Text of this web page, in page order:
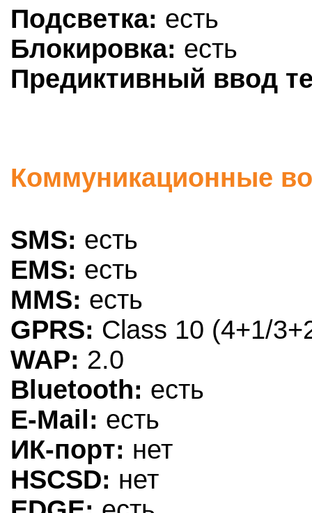
Подсветка: есть
Блокировка: есть
Предиктивный ввод
Коммуникационные
SMS: есть
EMS: есть
MMS: есть
GPRS: Class 10 (4+1/
WAP: 2.0
Bluetooth: есть
E-Mail: есть
ИК-порт: нет
HSCSD: нет